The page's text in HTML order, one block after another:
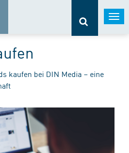
kaufen bei DIN Media – eine